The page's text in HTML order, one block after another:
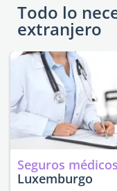
Todo lo
extranjero
Seguros médicos
Luxemburgo